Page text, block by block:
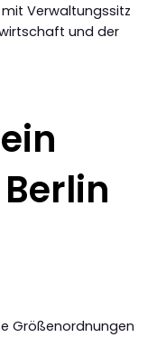
Verwaltungssitz
und der
Größenordnungen